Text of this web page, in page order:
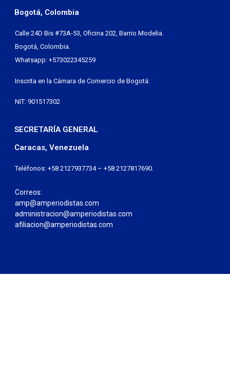
Bogotá, Colombia
Calle 24D Bis #73A-53, Oficina 202, Barrio Modelia.
Bogotá, Colombia.
Whatsapp: +573022345259
Inscrita en la Cámara de Comercio de Bogotá:
NIT: 901517302
SECRETARÍA GENERAL
Caracas, Venezuela
Teléfonos: +58 2127937734 – +58 2127817690.
Correos:
amp@amperiodistas.com
administracion@amperiodistas.com
afiliacion@amperiodistas.com